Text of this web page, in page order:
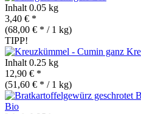
Inhalt 0.05 kg
3,40 € *
(68,00 € * / 1 kg)
TIPP!
Inhalt 0.25 kg
12,90 € *
(51,60 € * / 1 kg)
Bio